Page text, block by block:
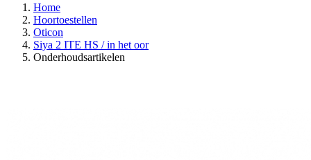
Home
Hoortoestellen
Oticon
Siya 2 ITE HS / in het oor
Onderhoudsartikelen